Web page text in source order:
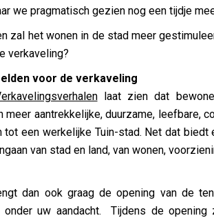
we pragmatisch gezien nog een tijdje
zal het wonen in de stad meer
verkaveling?
voor de verkaveling
laat zien dat
meer aantrekkelijke, duurzame, leefbare,
tot een werkelijke Tuin-stad. Net dat
van stad en land, van wonen,
dan ook graag de opening van de
uw aandacht. Tijdens de opening